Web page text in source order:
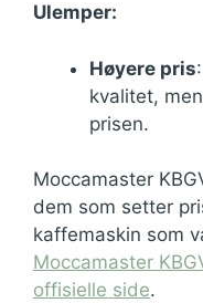
Ulemper:
Høyere pris
kvalitet,
prisen.
Moccamaster
dem som setter
kaffemaskin som
Moccamaster
offisielle side.